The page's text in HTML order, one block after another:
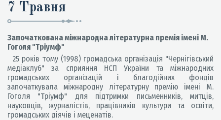
7 Травня
Започаткована міжнародна літературна премія імені М.
Гоголя "Тріумф"
25 років тому (1998) громадська організація "Чернігівський
медіаклуб" за сприяння НСП України та міжнародних
громадських організацій і благодійних фондів
започаткувала міжнародну літературну премію імені М.
Гоголя "Тріумф" для підтримки письменників, митців,
науковців, журналістів, працівників культури та освіти,
громадських діячів і меценатів.